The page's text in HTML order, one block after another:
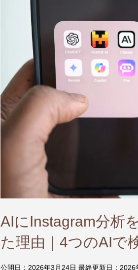
AIにInstagram分析
た理由｜4つのAIで
公開日：2026年3月24日 最終更新日：